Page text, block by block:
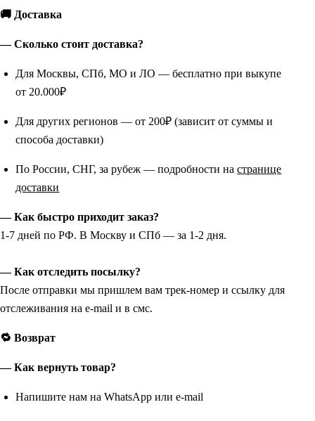
🚚 Доставка
— Сколько стоит доставка?
Для Москвы, СПб, МО и ЛО — бесплатно при выкупе
от 20.000₽
Для других регионов — от 200₽ (зависит от суммы и
способа доставки)
По России, СНГ, за рубеж — подробности настранице
доставки
— Как быстро приходит заказ?
1-7 дней по РФ. В Москву и СПб — за 1-2 дня.
— Как отследить посылку?
После отправки мы пришлем вам трек-номер и ссылку для
отслеживания на e-mail и в смс.
🔁 Возврат
— Как вернуть товар?
Напишите нам на WhatsApp или e-mail